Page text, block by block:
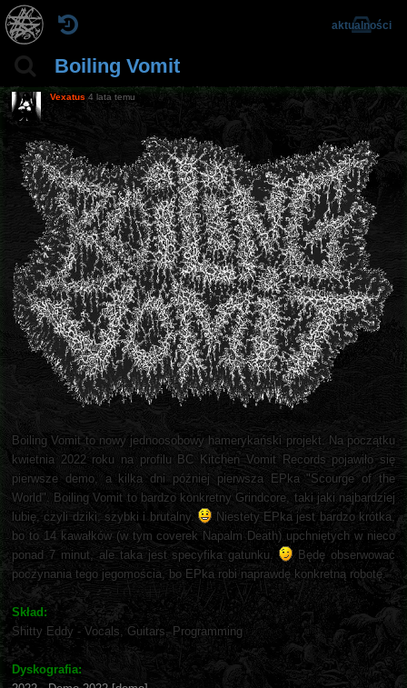
Boiling Vomit
aktualności
Vexatus 4 lata temu
Boiling Vomit to nowy jednoosobowy hamerykański projekt. Na początku
kwietnia 2022 roku na profilu BC Kitchen Vomit Records pojawiło się
pierwsze demo, a kilka dni później pierwsza EPka "Scourge of the
World". Boiling Vomit to bardzo konkretny Grindcore, taki jaki najbardziej
lubię, czyli dziki, szybki i brutalny.
Niestety EPka jest bardzo krótka,
bo to 14 kawałków (w tym coverek Napalm Death) upchniętych w nieco
ponad 7 minut, ale taka jest specyfika gatunku.
Będę obserwować
poczynania tego jegomościa, bo EPka robi naprawdę konkretną robotę.
Skład:
Shitty Eddy - Vocals, Guitars, Programming
Dyskografia: